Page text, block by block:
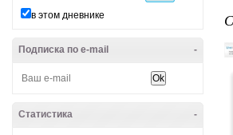
в этом дневнике
-
Подписка по e-mail
-
Статистика